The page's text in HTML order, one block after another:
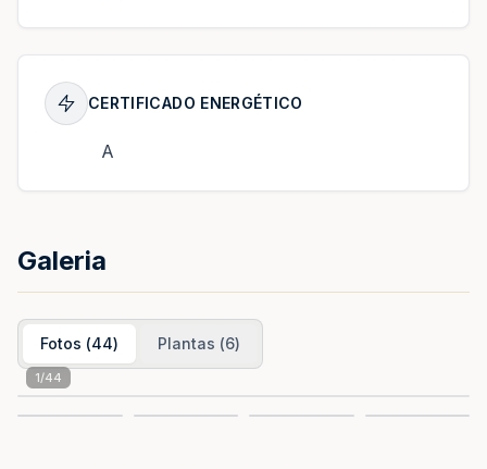
CERTIFICADO ENERGÉTICO
A
Galeria
Fotos (44) Plantas (6)
1/44